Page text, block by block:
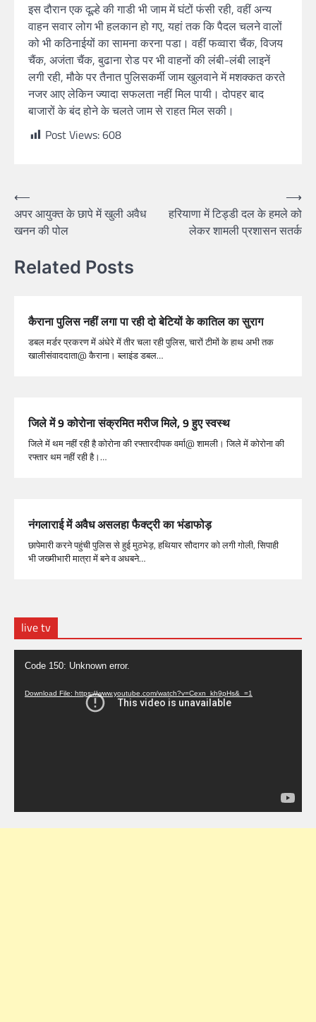
इस दौरान एक दूल्हे की गाडी भी जाम में घंटों फंसी रही, वहीं अन्य
वाहन सवार लोग भी हलकान हो गए, यहां तक कि पैदल चलने वालों
को भी कठिनाईयों का सामना करना पडा। वहीं फव्वारा चैंक, विजय
चैंक, अजंता चैंक, बुढाना रोड पर भी वाहनों की लंबी-लंबी लाइनें
लगी रही, मौके पर तैनात पुलिसकर्मी जाम खुलवाने में मशक्कत करते
नजर आए लेकिन ज्यादा सफलता नहीं मिल पायी। दोपहर बाद
बाजारों के बंद होने के चलते जाम से राहत मिल सकी।
Post Views:608
⟵
अपर आयुक्त के छापे में खुली अवैध
खनन की पोल
हरियाणा में टिड्डी दल के हमले को
लेकर शामली प्रशासन सतर्क
⟶
Related Posts
कैराना पुलिस नहीं लगा पा रही दो बेटियों के कातिल का सुराग
डबल मर्डर प्रकरण में अंधेरे में तीर चला रही पुलिस, चारों टीमों के हाथ अभी तक
खालीसंवाददाता@ कैराना। ब्लाइंड डबल…
जिले में 9 कोरोना संक्रमित मरीज मिले, 9 हुए स्वस्थ
जिले में थम नहीं रही है कोरोना की रफ्तारदीपक वर्मा@ शामली। जिले में कोरोना की
रफ्तार थम नहीं रही है।…
नंगलाराई में अवैध असलहा फैक्ट्री का भंडाफोड़
छापेमारी करने पहुंची पुलिस से हुई मुठभेड़, हथियार सौदागर को लगी गोली, सिपाही
भी जख्मीभारी मात्रा में बने व अधबने…
live tv
Video
Player
Code 150: Unknown error.
Download File: https://www.youtube.com/watch?v=Cexn_kh9pHs&_=1